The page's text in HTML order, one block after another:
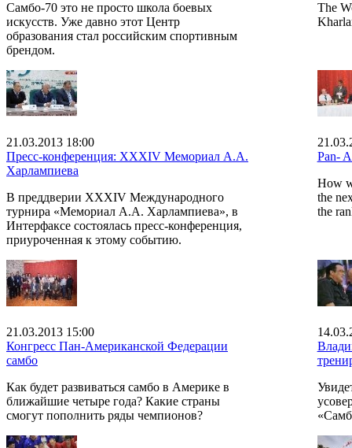
Самбо-70 это не просто школа боевых
искусств. Уже давно этот Центр
образования стал российским спортивным
брендом.
The
21.03.2013 18:00
Пресс-конференция: XXXIV Мемориал А.А.
Харлампиева
В преддверии XXXIV Международного
турнира «Мемориал А.А. Харлампиева», в
Интерфаксе состоялась пресс-конференция,
приуроченная к этому событию.
Pan-
How
the
the
21.03.2013 15:00
Конгресс Пан-Американской Федерации
самбо
Как будет развиваться самбо в Америке в
ближайшие четыре года? Какие страны
смогут пополнить ряды чемпионов?